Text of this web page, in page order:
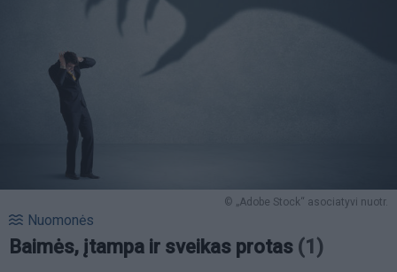
© „Adobe Stock“ asociatyvi nuotr.
Nuomonės
Baimės, įtampa ir sveikas protas (1)